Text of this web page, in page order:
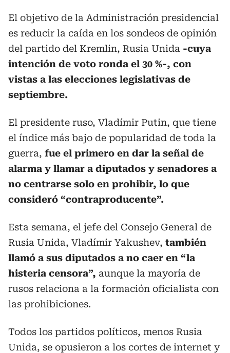
El objetivo de la Administración presidencial
es reducir la caída en los sondeos de opinión
del partido del Kremlin, Rusia Unida -cuya
intención de voto ronda el 30 %-, con
vistas a las elecciones legislativas de
septiembre.
El presidente ruso, Vladímir Putin, que tiene
el índice más bajo de popularidad de toda la
guerra, fue el primero en dar la señal de
alarma y llamar a diputados y senadores a
no centrarse solo en prohibir, lo que
consideró “contraproducente”.
Esta semana, el jefe del Consejo General de
Rusia Unida, Vladímir Yakushev, también
llamó a sus diputados a no caer en “la
histeria censora”, aunque la mayoría de
rusos relaciona a la formación oficialista con
las prohibiciones.
Todos los partidos políticos, menos Rusia
Unida, se opusieron a los cortes de internet y